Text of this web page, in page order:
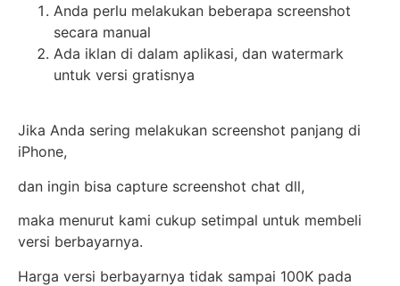
Anda perlu melakukan beberapa screenshot
secara manual
Ada iklan di dalam aplikasi, dan watermark
untuk versi gratisnya
Jika Anda sering melakukan screenshot panjang di
iPhone,
dan ingin bisa capture screenshot chat dll,
maka menurut kami cukup setimpal untuk membeli
versi berbayarnya.
Harga versi berbayarnya tidak sampai 100K pada